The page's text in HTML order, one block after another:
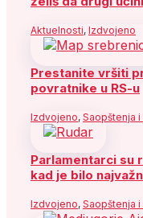
Aktuelnosti, Izdvojeno
Prestanite vršiti
povratnike u RS-u
Izdvojeno, Saopštenja i
Parlamentarci su
kad je bilo
Izdvojeno, Saopštenja i